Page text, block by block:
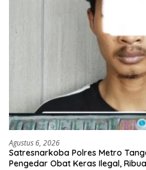
Agustus 6, 2026
Satresnarkoba Polres Metro
Pengedar Obat Keras Ilegal,